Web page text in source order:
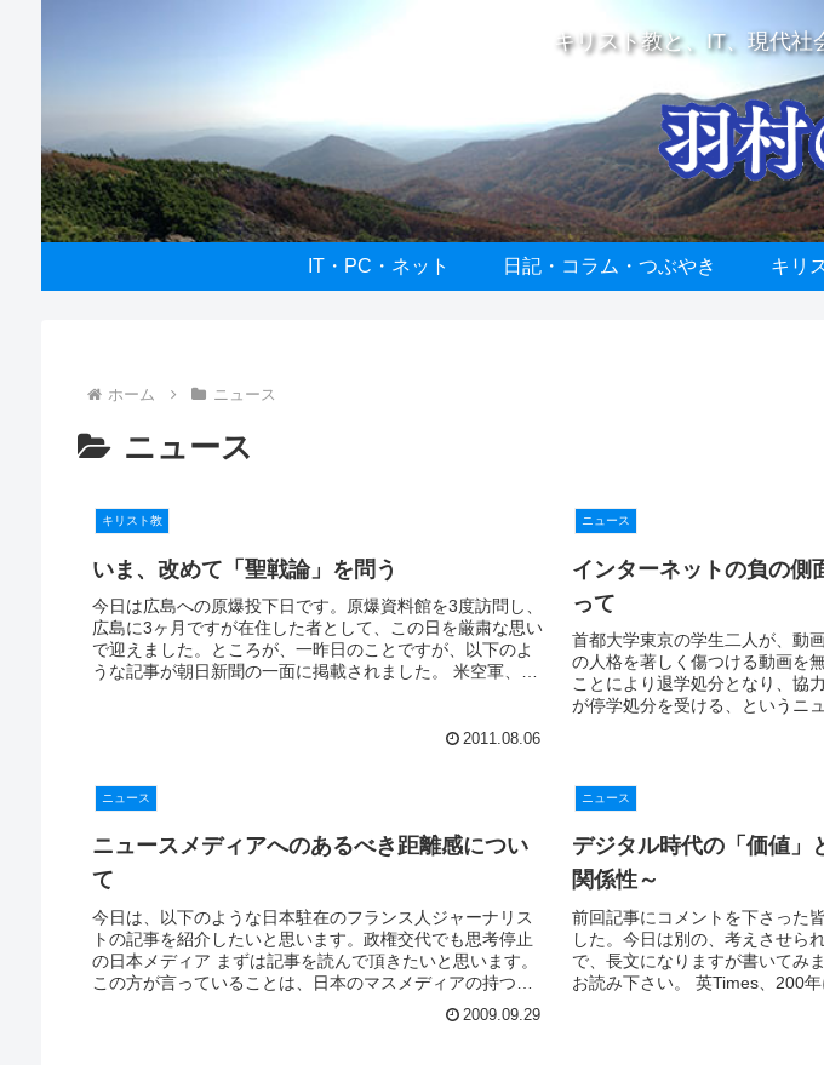
キリスト教と、IT、現代
IT・PC・ネット 日記・コラム・つぶやき キリ
ホーム ニュース
ニュース
キリスト教
いま、改めて「聖戦論」を問う
今日は広島への原爆投下日です。原爆資料館を3度訪問し、
広島に3ヶ月ですが在住した者として、この日を厳粛な思い
で迎えました。ところが、一昨日のことですが、以下のよ
うな記事が朝日新聞の一面に掲載されました。 米空軍、核
2011.08.06
ニュース
インターネットの負の側
って
首都大学東京の学生二人が、動
の人格を著しく傷つける動画を
ことにより退学処分となり、協
が停学処分を受ける、というニ
ニュース
ニュースメディアへのあるべき距離感につい
て
今日は、以下のような日本駐在のフランス人ジャーナリス
トの記事を紹介したいと思います。政権交代でも思考停止
の日本メディア まずは記事を読んで頂きたいと思います。
この方が言っていることは、日本のマスメディアの持つ構
2009.09.29
ニュース
デジタル時代の「価値」
関係性～
前回記事にコメントを下さった
した。今日は別の、考えさせら
で、長文になりますが書いてみ
お読み下さい。 英Times、200年